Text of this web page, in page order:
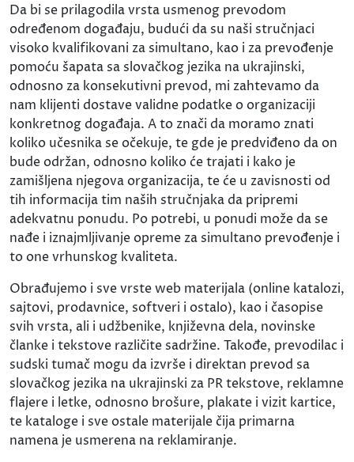
Da bi se prilagodila vrsta usmenog prevodom
određenom događaju, budući da su naši stručnjaci
visoko kvalifikovani za simultano, kao i za prevođenje
pomoću šapata sa slovačkog jezika na ukrajinski,
odnosno za konsekutivni prevod, mi zahtevamo da
nam klijenti dostave validne podatke o organizaciji
konkretnog događaja. A to znači da moramo znati
koliko učesnika se očekuje, te gde je predviđeno da on
bude održan, odnosno koliko će trajati i kako je
zamišljena njegova organizacija, te će u zavisnosti od
tih informacija tim naših stručnjaka da pripremi
adekvatnu ponudu. Po potrebi, u ponudi može da se
nađe i iznajmljivanje opreme za simultano prevođenje i
to one vrhunskog kvaliteta.
Obrađujemo i sve vrste web materijala (online katalozi,
sajtovi, prodavnice, softveri i ostalo), kao i časopise
svih vrsta, ali i udžbenike, književna dela, novinske
članke i tekstove različite sadržine. Takođe, prevodilac i
sudski tumač mogu da izvrše i direktan prevod sa
slovačkog jezika na ukrajinski za PR tekstove, reklamne
flajere i letke, odnosno brošure, plakate i vizit kartice,
te kataloge i sve ostale materijale čija primarna
namena je usmerena na reklamiranje.